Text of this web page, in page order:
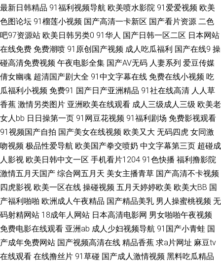
拍aa 久久国产熟女视频 国产在线网址 豆花影院天天吃瓜 精东视频 青青视频
久久 最新91视频 91社区入口 亚洲乱乱少妇后入 先锋影音无码 伊人大香蕉
AV网 伊人成人在线网 午夜啪啪7474 国产视频二区 日韩伦理在线观看 九一
在线免费观看 AV福利小电影 91少妇福利 韩国免费AV网 91fuli在线 东京热无
套内射 黑丝91 久久神马私人 神马午夜伊人 97色se 中文字幕日本私人 91秀
秀 国产另类在线观看 欧美少妇肏屄 尤物天天干 AV福利页 东京热综合网 久
久素人 欧美久久成人网站 日韩欧美综合色片 亚洲福利影院 97色色中文字幕
欧美A片在线观看 黑丝视频 91破处视频 精品一二一日韩 青青草社区 亚洲中
文字幕aw 97超碰在线资源 超碰在线奸海角 国产性爱一区 天天干视频毛片
97婷婷色色网 成人自拍网 日本欧美色 福利舍操逼 色宅男宅女91 91秀秀 变
最新日韩精品 91福利视频导航 欧美喷水影院 91爱爱视频 欧美
色图论坛 91榴莲小视频 国产高清一卡新区 国产看片资源 二色
吧97资源站 欧美日韩另类0 91华人 国产日韩一区二区 日本网站
在线免费 免费潮喷 91原创国产视频 成人吃瓜福利 国产在线9 操
碰高清免费视频 午夜电影全集 国产AV无码 人妻系列 爱豆传媒
倩女幽魂 超清国产剧大全 91中文字幕在线 免费在线小视频 吃
瓜福利小视频 免费91 国产日产亚洲精品 91社在线高清 人人草
香蕉 激情另类图片 亚洲欧美在线观看 成人三级成人三级 欧美老
女人bb 日日操第一页 91网豆花视频 91福利剧场 免费影视观看
91视频国产自拍 国产美女在线视频 欧美又大 无码四虎 女同激
吻视频 极品性爱导航 欧美国产拳交喷奶 中文字幕第三页 超碰成
人影视 欧美日韩中文一区 手机看片1204 91色快播 福利撸影院
激情五月天国产 综合网五月天 美女主播青草 国产高清不卡视频
四虎影视 欧美一区在线 操碰视频 五月天婷婷欧美 欧美大BB 国
产福利啪啪 欧洲成人午夜精品 国产精品美乳 男人操蜜桃视频 无
码射精网站 18成年人网站 日本高清电影网 男女啪啪午夜视频
免费电影在线观看 亚洲ab 成人少妇视频导航 91国产小青蛙 国
产成年免费网站 国产视频高清在线 精品香蕉 求a片网址 麻豆tv
在线观看 在线撸丝片 91草碰 国产成人激情视频 黑料吃瓜精品